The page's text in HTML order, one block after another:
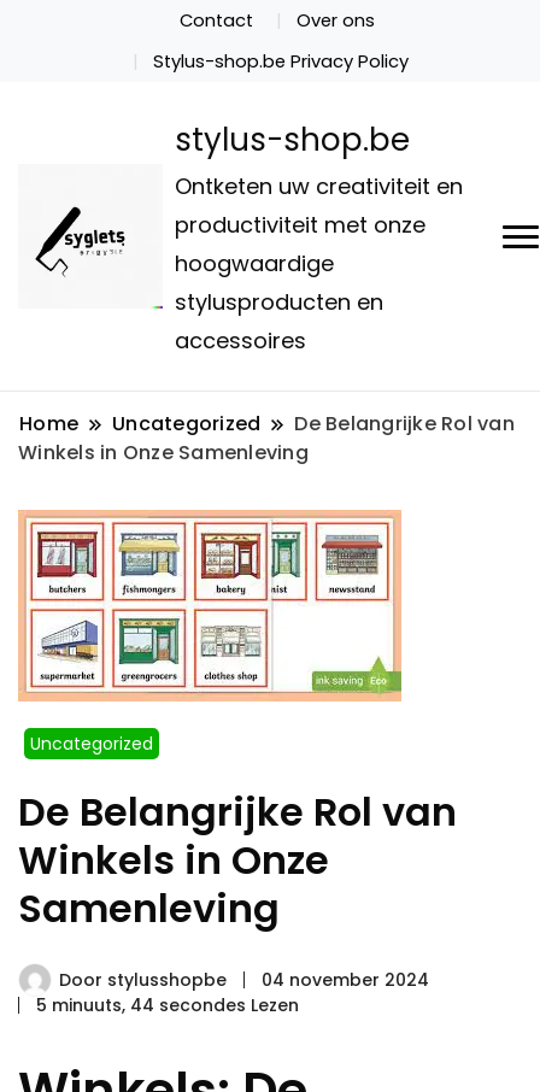
Contact
Over ons
Stylus-shop.be Privacy Policy
stylus-shop.be
Ontketen uw creativiteit en
productiviteit met onze
hoogwaardige
stylusproducten en
accessoires
Home Uncategorized
De Belangrijke Rol van
Winkels in Onze Samenleving
Uncategorized
De Belangrijke Rol van
Winkels in Onze
Samenleving
Door stylusshopbe
04 november 2024
5 minuuts, 44 secondes Lezen